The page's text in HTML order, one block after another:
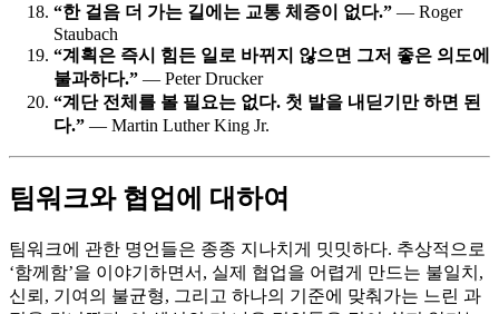
“한 걸음 더 가는 길에는 교통 체증이 없다.” — Roger
Staubach
“계획은 즉시 힘든 일로 바뀌지 않으면 그저 좋은 의도에
불과하다.” — Peter Drucker
“계단 전체를 볼 필요는 없다. 첫 발을 내딛기만 하면 된
다.” — Martin Luther King Jr.
팀워크와 협업에 대하여
팀워크에 관한 명언들은 종종 지나치게 밋밋하다. 추상적으로
‘함께함’을 이야기하면서, 실제 협업을 어렵게 만드는 불일치,
신뢰, 기여의 불균형, 그리고 하나의 기준에 맞춰가는 느린 과